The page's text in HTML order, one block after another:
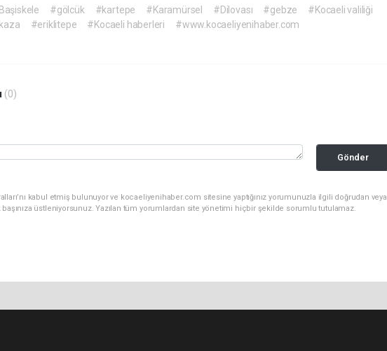
#gölcük #kartepe #Karamürsel #Dilovası #gebze
#Kocaeli valiliği
#eriklitepe #Kocaeli haberleri
#www.kocaeliyenihaber.com
(0)
Gönder
kabul etmiş bulunuyor ve kocaeliyenihaber.com sitesine yaptığınız yorumunuzla ilgili doğrudan veya
üstleniyorsunuz. Yazılan tüm yorumlardan site yönetimi hiçbir şekilde sorumlu tutulamaz.